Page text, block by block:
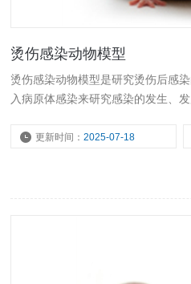
烫伤感染动物模型
烫伤感染动物模型是研究烫伤后感
入病原体感染来研究感染的发生、发
更新时间：2025-07-18